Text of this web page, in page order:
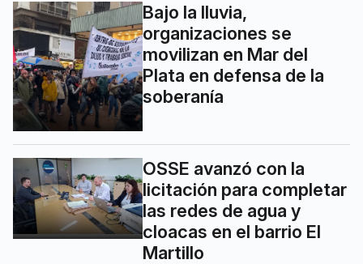
Bajo la lluvia,
organizaciones se
movilizan en Mar del
Plata en defensa de la
soberanía
OSSE avanzó con la
licitación para completar
las redes de agua y
cloacas en el barrio El
Martillo